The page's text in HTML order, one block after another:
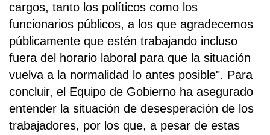
cargos, tanto los políticos como los
funcionarios públicos, a los que agradecemos
públicamente que estén trabajando incluso
fuera del horario laboral para que la situación
vuelva a la normalidad lo antes posible". Para
concluir, el Equipo de Gobierno ha asegurado
entender la situación de desesperación de los
trabajadores, por los que, a pesar de estas